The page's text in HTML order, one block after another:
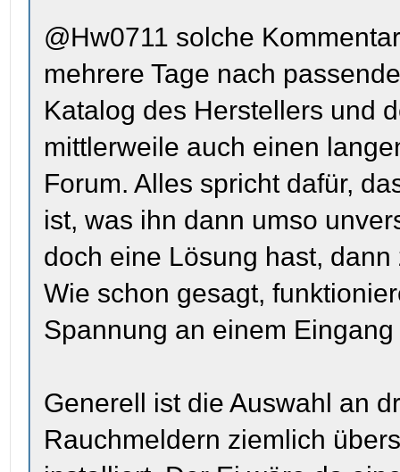
@Hw0711 solche
mehrere Tage nach
Katalog des Herstellers und
mittlerweile auch einen
Forum. Alles spricht dafür,
ist, was ihn dann umso
doch eine Lösung hast,
Wie schon gesagt,
Spannung an einem
Generell ist die Auswahl an
Rauchmeldern ziemlich